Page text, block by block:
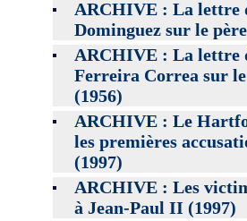
ARCHIVE : La lettre
Dominguez sur le
ARCHIVE : La lettre
Ferreira Correa sur
(1956)
ARCHIVE : Le
les premières
(1997)
ARCHIVE : Les
à Jean-Paul II (1997)